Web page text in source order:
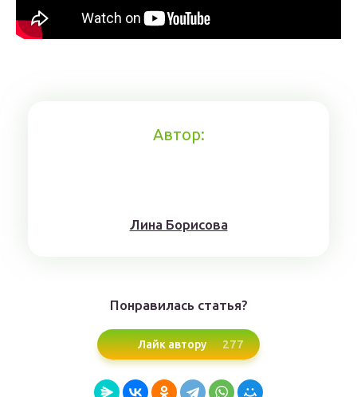
Автор:
Лина Борисoвa
Понравилась статья?
Лайк автору 277